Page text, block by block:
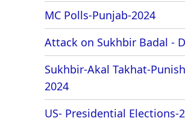
MC Polls-Punjab-2024
Attack on Sukhbir Badal -
Sukhbir-Akal Takhat-
2024
US- Presidential Elections-